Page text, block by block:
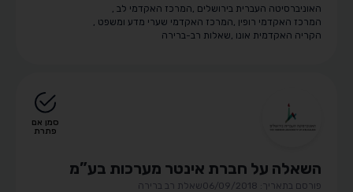
האוניברסיטה העברית בירושלים ,המרכז האקדמי לב ,
המרכז האקדמי רופין ,המרכז האקדמי שערי מדע ומשפט ,
הקריה האקדמית אונו ,שאלות רב-ברירה
השאלה על חברת אינטר מערכות בע”מ
פורסם בתאריך: 06/09/2018 שאלת רב ברירה
סמן אם
פתרת